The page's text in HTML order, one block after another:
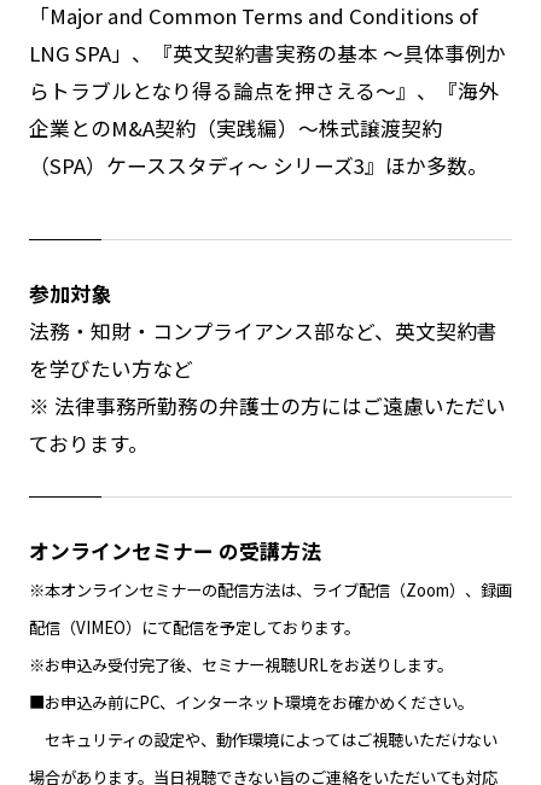
「Major and Common Terms and Conditions of
LNG SPA」、『英文契約書実務の基本 ～具体事例か
らトラブルとなり得る論点を押さえる～』、『海外
企業とのM&A契約（実践編）～株式譲渡契約
（SPA）ケーススタディ～ シリーズ3』ほか多数。
参加対象
法務・知財・コンプライアンス部など、英文契約書
を学びたい方など
※ 法律事務所勤務の弁護士の方にはご遠慮いただい
ております。
オンラインセミナー の受講方法
※本オンラインセミナーの配信方法は、ライブ配信（Zoom）、録画
配信（VIMEO）にて配信を予定しております。
※お申込み受付完了後、セミナー視聴URLをお送りします。
■お申込み前にPC、インターネット環境をお確かめください。
セキュリティの設定や、動作環境によってはご視聴いただけない
場合があります。当日視聴できない旨のご連絡をいただいても対応